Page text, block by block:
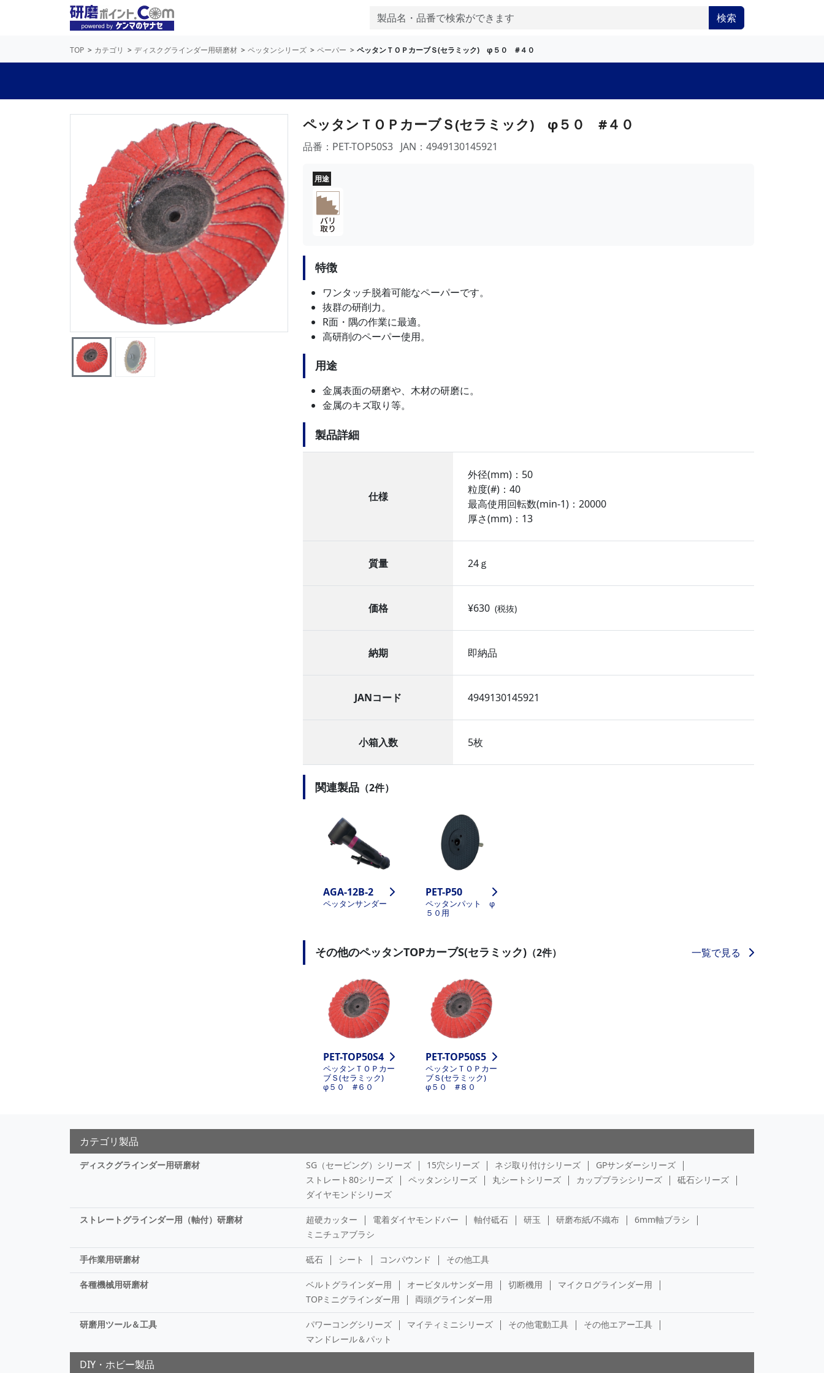
検索
TOP カテゴリ ディスクグラインダー用研磨材 ペッタンシリーズ ペーパー ペッタンＴＯＰカーブＳ(セラミック) φ５０ #４０
ペッタンＴＯＰカーブＳ(セラミック) φ５０ #４０
品番：PET-TOP50S3 JAN：4949130145921
用途
特徴
ワンタッチ脱着可能なペーパーです。
抜群の研削力。
R面・隅の作業に最適。
高研削のペーパー使用。
用途
金属表面の研磨や、木材の研磨に。
金属のキズ取り等。
製品詳細
仕様
外径(mm)：50
粒度(#)：40
最高使用回転数(min-1)：20000
厚さ(mm)：13
質量 24ｇ
価格 ¥630 (税抜)
納期 即納品
JANコード 4949130145921
小箱入数 5枚
関連製品 （2件）
AGA-12B-2
ペッタンサンダー
PET-P50
ペッタンパット φ
５０用
その他のペッタンTOPカーブS(セラミック) （2件） 一覧で見る
PET-TOP50S4
ペッタンＴＯＰカー
ブＳ(セラミック)
φ５０ #６０
PET-TOP50S5
ペッタンＴＯＰカー
ブＳ(セラミック)
φ５０ #８０
カテゴリ製品
ディスクグラインダー用研磨材 SG（セービング）シリーズ 15穴シリーズ ネジ取り付けシリーズ
GPサンダーシリーズ
ストレート80シリーズ
ペッタンシリーズ 丸シートシリーズ カップブラシシリーズ
砥石シリーズ
ダイヤモンドシリーズ
ストレートグラインダー用（軸付）研磨材 超硬カッター 電着ダイヤモンドバー 軸付砥石 研玉 研磨布紙/不織布
6mm軸ブラシ
ミニチュアブラシ
手作業用研磨材 砥石 シート コンパウンド その他工具
各種機械用研磨材 ベルトグラインダー用 オービタルサンダー用 切断機用
マイクログラインダー用
TOPミニグラインダー用
両頭グラインダー用
研磨用ツール＆工具 パワーコングシリーズ マイティミニシリーズ その他電動工具
その他エアー工具
マンドレール＆パット
DIY・ホビー製品